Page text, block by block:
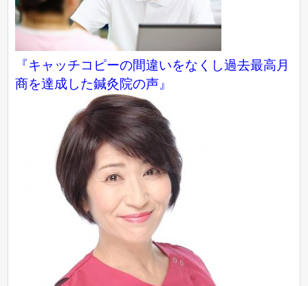
『キャッチコピーの間違いをなくし過去最高月
商を達成した鍼灸院の声』